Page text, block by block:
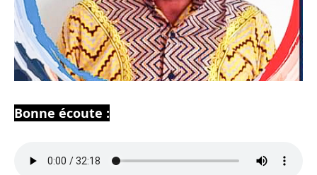
Bonne écoute :